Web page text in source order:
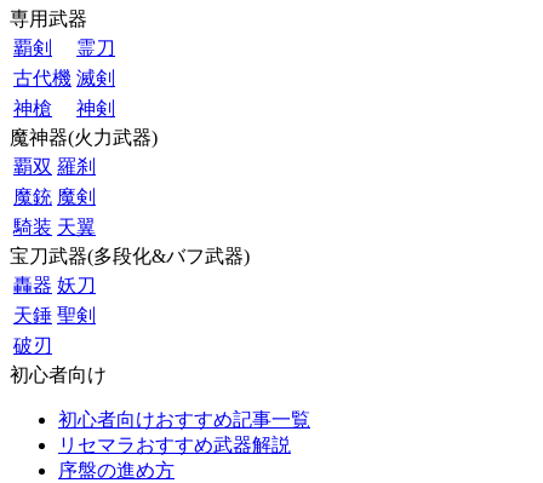
専用武器
覇剣
霊刀
古代機 滅剣
神槍
神剣
魔神器(火力武器)
覇双 羅刹
魔銃 魔剣
騎装 天翼
宝刀武器(多段化&バフ武器)
轟器 妖刀
天錘 聖剣
破刃
初心者向け
初心者向けおすすめ記事一覧
リセマラおすすめ武器解説
序盤の進め方